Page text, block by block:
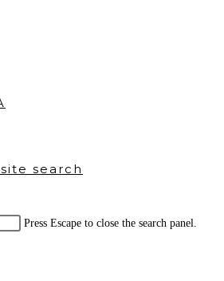
search
Press Escape to close the search panel.